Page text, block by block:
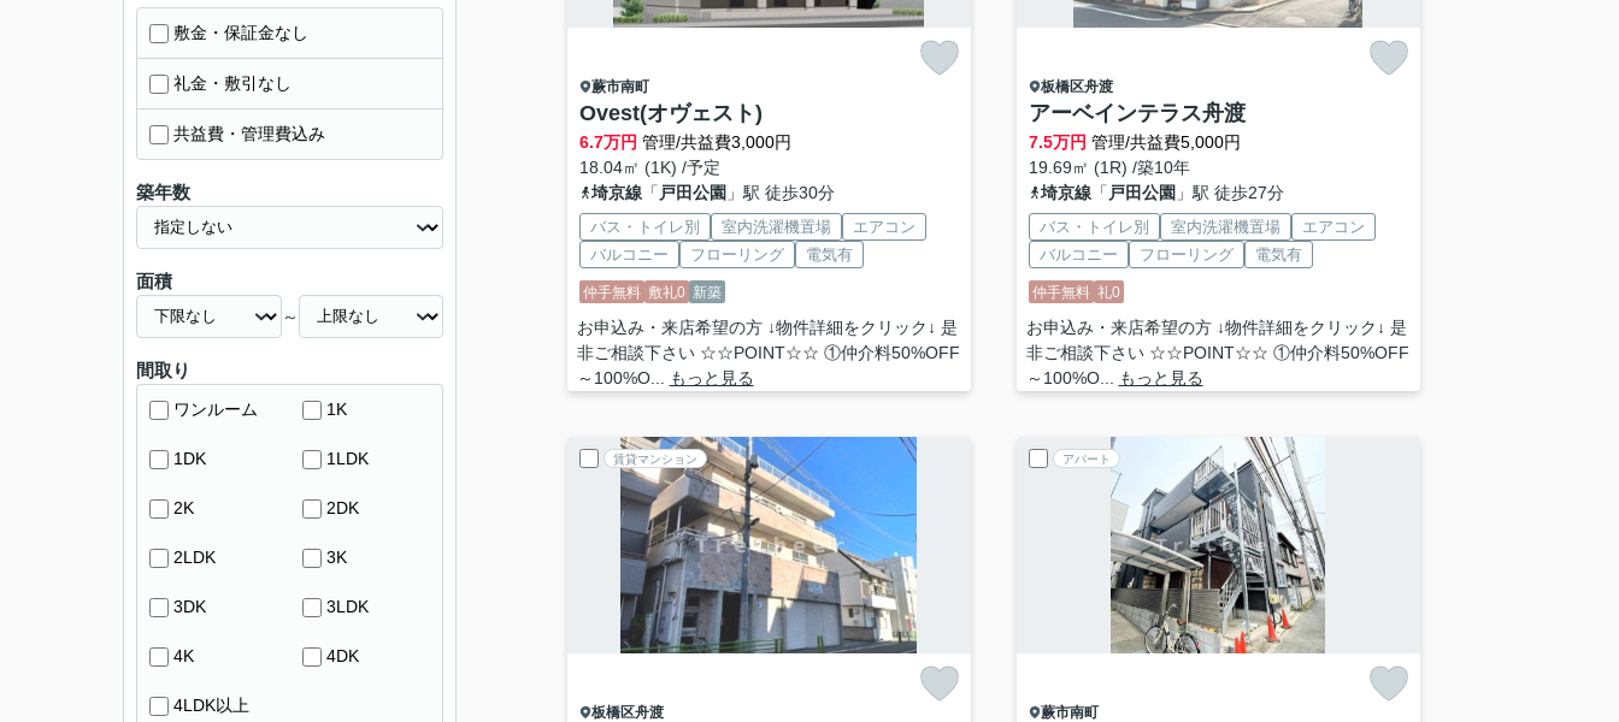
蕨市南町
Ovest(オヴェスト)
6.7万円 管理/共益費3,000円
18.04㎡ (1K) /予定
埼京線「 戸田公園 」駅 徒歩30分
バス・トイレ別 室内洗濯機置場
エアコン
バルコニー
フローリング 電気有
仲手無料 敷礼0 新築
お申込み・来店希望の方 ↓物件詳細をクリック↓ 是
非ご相談下さい ☆☆POINT☆☆ ①仲介料50%OFF
～100%O...
もっと見る
板橋区舟渡
アーベインテラス舟渡
7.5万円 管理/共益費5,000円
19.69㎡ (1R) /築10年
埼京線「 戸田公園 」駅 徒歩27分
バス・トイレ別 室内洗濯機置場
エアコン
バルコニー
フローリング 電気有
仲手無料 礼0
お申込み・来店希望の方 ↓物件詳細をクリック↓ 是
非ご相談下さい ☆☆POINT☆☆ ①仲介料50%OFF
～100%O...
もっと見る
賃貸マンション
板橋区舟渡
アパート
蕨市南町
敷金・保証金なし
礼金・敷引なし
共益費・管理費込み
築年数
面積
～
間取り
ワンルーム 1K
1DK 1LDK
2K 2DK
2LDK 3K
3DK 3LDK
4K 4DK
4LDK以上